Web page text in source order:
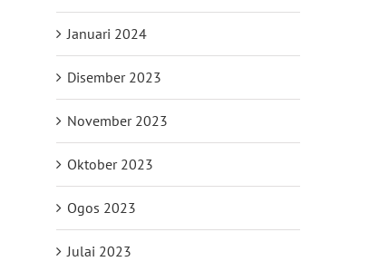
Januari 2024
Disember 2023
November 2023
Oktober 2023
Ogos 2023
Julai 2023